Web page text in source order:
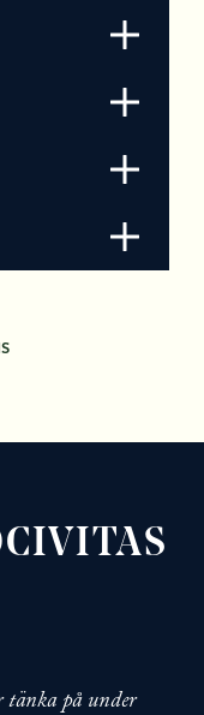
på under